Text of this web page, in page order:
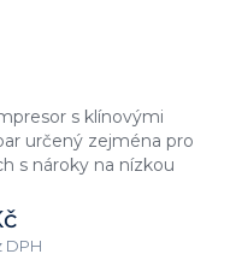
s klínovými
určený zejména pro
s nároky na nízkou
DPH